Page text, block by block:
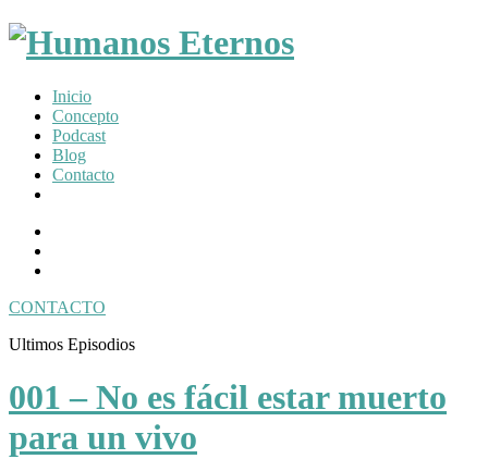
Somos
humanos,
pero
Dios
creó
mucho
Inicio
Concepto
Podcast
Blog
Contacto
CONTACTO
navigation
Ultimos Episodios
001 – No es fácil estar muerto
para un vivo